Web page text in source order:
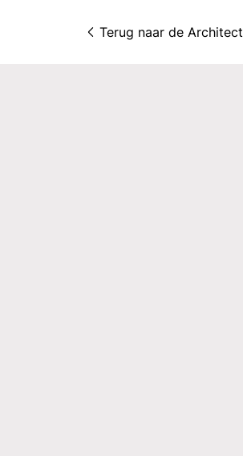
Terug naar de Architect